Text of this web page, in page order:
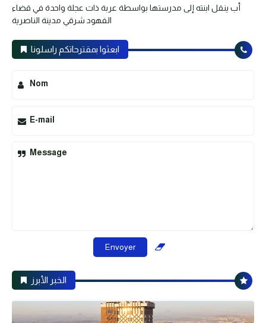
أب ينقل ابنته إلى مدرستها بواسطة عربة ذات عجلة واحدة في قضاء
الفهود شرقي مدينة الناصرية
ابعثوا بمقترحاتكم راسلونا
Nom
E-mail
Message
الخبر الأبرز